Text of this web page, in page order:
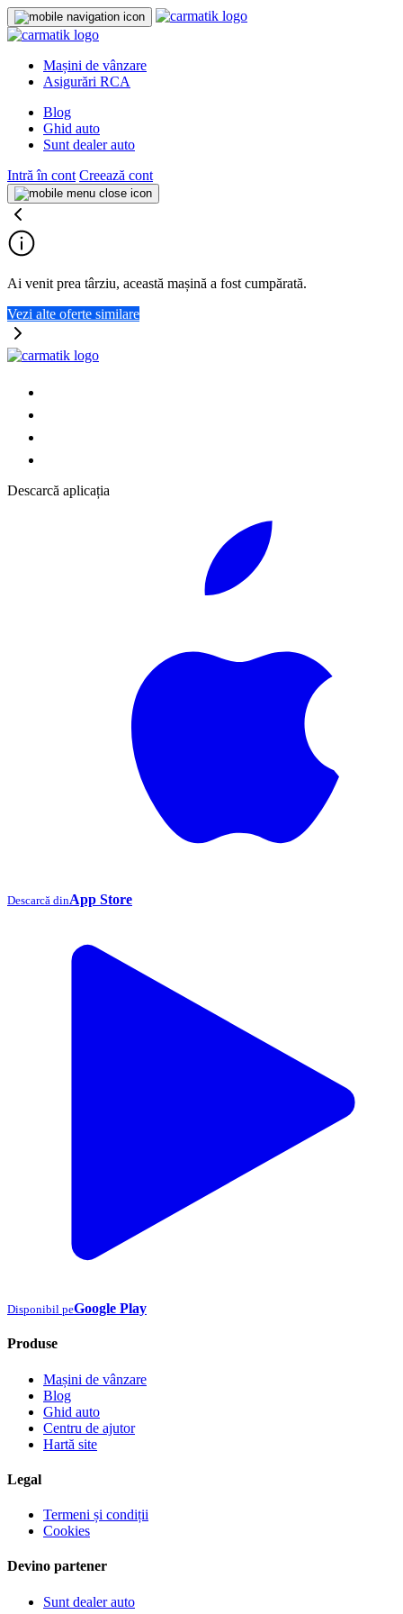
Mașini de vânzare
Asigurări RCA
Blog
Ghid auto
Sunt dealer auto
Intră în cont Creează cont
Ai venit prea târziu, această mașină a fost cumpărată.
Vezi alte oferte similare
Descarcă aplicația
Descarcă dinApp Store
Disponibil peGoogle Play
Produse
Mașini de vânzare
Blog
Ghid auto
Centru de ajutor
Hartă site
Legal
Termeni și condiții
Cookies
Devino partener
Sunt dealer auto